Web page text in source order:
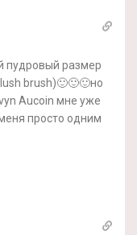
пудровый размер
brush)🙂🙂🙂но
Aucoin мне уже
просто одним